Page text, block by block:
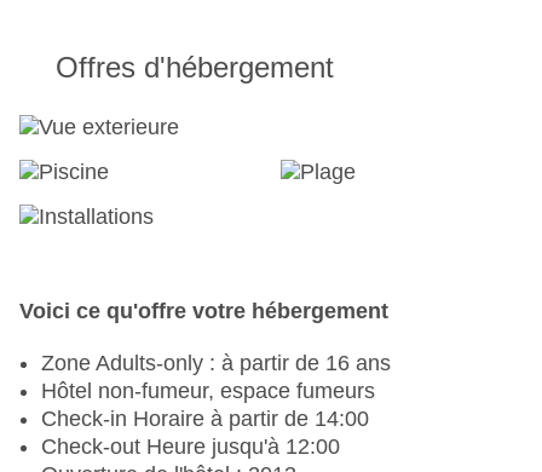
Offres d'hébergement
Voici ce qu'offre votre hébergement
Zone Adults-only : à partir de 16 ans
Hôtel non-fumeur, espace fumeurs
Check-in Horaire à partir de 14:00
Check-out Heure jusqu'à 12:00